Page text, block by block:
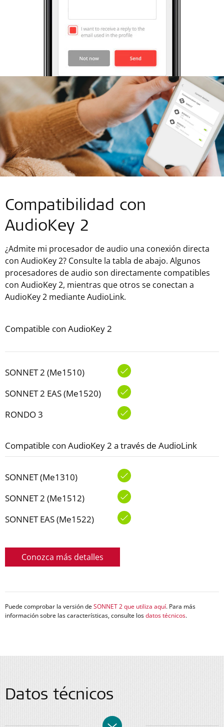
Compatibilidad con
AudioKey 2
¿Admite mi procesador de audio una conexión directa
con AudioKey 2? Consulte la tabla de abajo. Algunos
procesadores de audio son directamente compatibles
con AudioKey 2, mientras que otros se conectan a
AudioKey 2 mediante AudioLink.
Compatible con AudioKey 2
SONNET 2 (Me1510)
SONNET 2 EAS (Me1520)
RONDO 3
Compatible con AudioKey 2 a través de AudioLink
SONNET (Me1310)
SONNET 2 (Me1512)
SONNET EAS (Me1522)
Conozca más detalles
Puede comprobar la versión de SONNET 2 que utiliza aquí. Para más
información sobre las características, consulte losdatos técnicos.
Datos técnicos